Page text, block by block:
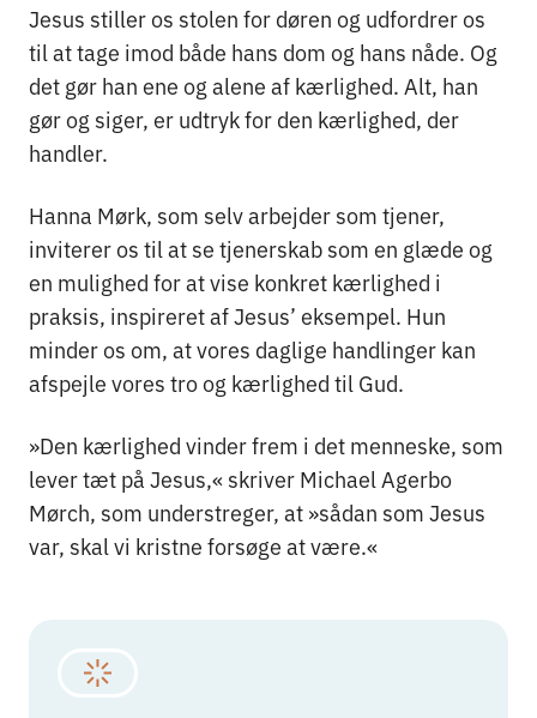
Jesus stiller os stolen for døren og udfordrer os
til at tage imod både hans dom og hans nåde. Og
det gør han ene og alene af kærlighed. Alt, han
gør og siger, er udtryk for den kærlighed, der
handler.
Hanna Mørk, som selv arbejder som tjener,
inviterer os til at se tjenerskab som en glæde og
en mulighed for at vise konkret kærlighed i
praksis, inspireret af Jesus’ eksempel. Hun
minder os om, at vores daglige handlinger kan
afspejle vores tro og kærlighed til Gud.
»Den kærlighed vinder frem i det menneske, som
lever tæt på Jesus,« skriver Michael Agerbo
Mørch, som understreger, at »sådan som Jesus
var, skal vi kristne forsøge at være.«